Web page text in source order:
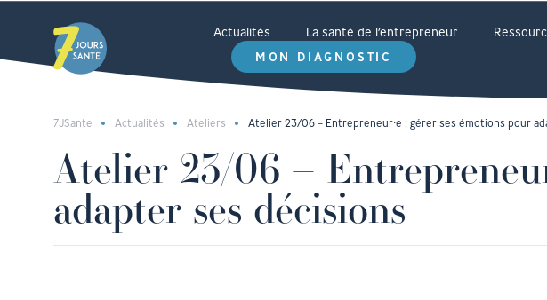
Actualités La santé de l’entrepreneur
MON DIAGNOSTIC
7JSante Actualités Ateliers Atelier 23/06 – Entrepreneur⸱e : gérer ses émotions pour
Atelier 23/06 –
adapter ses décisions